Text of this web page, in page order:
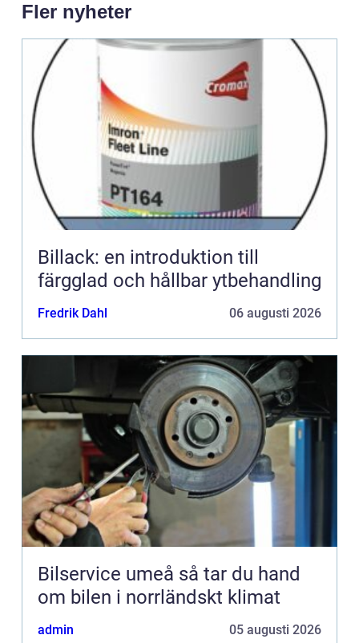
Fler nyheter
Billack: en introduktion till
färgglad och hållbar ytbehandling
Fredrik Dahl 06 augusti 2026
Bilservice umeå så tar du hand
om bilen i norrländskt klimat
admin 05 augusti 2026